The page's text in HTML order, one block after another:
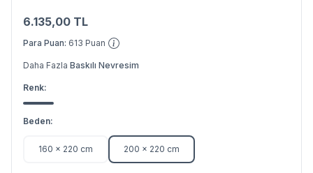
6.135,00 TL
Para Puan: 613 Puan
Daha Fazla Baskılı Nevresim
Renk:
Beden:
160 x 220 cm 200 x 220 cm